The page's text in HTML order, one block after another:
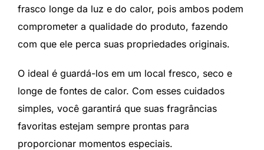
frasco longe da luz e do calor, pois ambos podem
comprometer a qualidade do produto, fazendo
com que ele perca suas propriedades originais.
O ideal é guardá-los em um local fresco, seco e
longe de fontes de calor. Com esses cuidados
simples, você garantirá que suas fragrâncias
favoritas estejam sempre prontas para
proporcionar momentos especiais.